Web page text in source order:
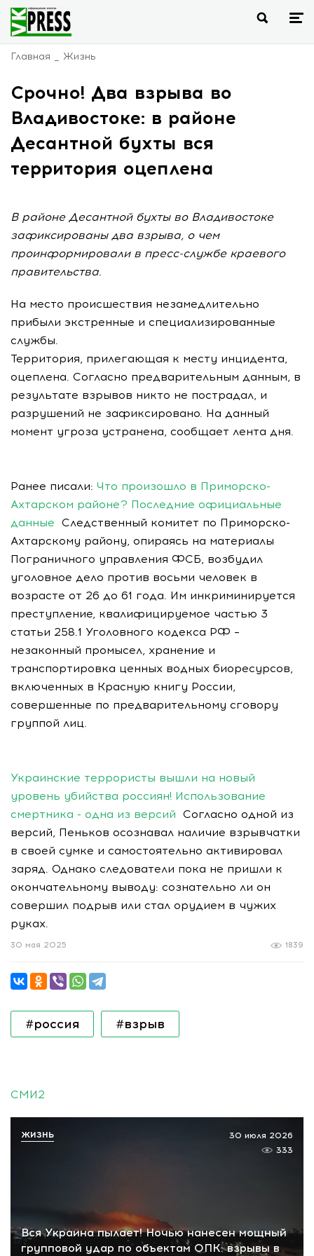
Главная Жизнь
Срочно! Два взрыва во
Владивостоке: в районе
Десантной бухты вся
территория оцеплена
В районе Десантной бухты во Владивостоке
зафиксированы два взрыва, о чем
проинформировали в пресс-службе краевого
правительства.
На место происшествия незамедлительно
прибыли экстренные и специализированные
службы.
Территория, прилегающая к месту инцидента,
оцеплена. Согласно предварительным данным, в
результате взрывов никто не пострадал, и
разрушений не зафиксировано. На данный
момент угроза устранена, сообщает лента дня.
Ранее писали: Что произошло в Приморско-
Ахтарском районе? Последние официальные
данные Следственный комитет по Приморско-
Ахтарскому району, опираясь на материалы
Пограничного управления ФСБ, возбудил
уголовное дело против восьми человек в
возрасте от 26 до 61 года. Им инкриминируется
преступление, квалифицируемое частью 3
статьи 258.1 Уголовного кодекса РФ –
незаконный промысел, хранение и
транспортировка ценных водных биоресурсов,
включенных в Красную книгу России,
совершенные по предварительному сговору
группой лиц.
Украинские террористы вышли на новый
уровень убийства россиян! Использование
смертника - одна из версий Согласно одной из
версий, Пеньков осознавал наличие взрывчатки
в своей сумке и самостоятельно активировал
заряд. Однако следователи пока не пришли к
окончательному выводу: сознательно ли он
совершил подрыв или стал орудием в чужих
руках.
1839
30 мая 2025
#россия #взрыв
СМИ2
Вся Украина пылает! Ночью нанесен мощный
групповой удар по объектам ОПК: взрывы в
30 июля 2026
333
ЖИЗНЬ